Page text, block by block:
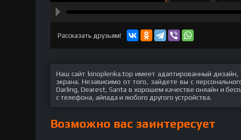
Рассказать друзьям!
Наш сайт kinoplenka.top имеет адаптированный
экрана. Независимо от того, зайдете вы с
Darling, Dearest, Santa в хорошем качестве онлайн и
с телефона, айпада и любого другого устройства.
Возможно вас заинтересует